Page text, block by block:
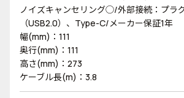
ノイズキャンセリング◯/外部接続：プラ
（USB2.0）、Type-C/メーカー保証1年
幅(mm)：111
奥行(mm)：111
高さ(mm)：273
ケーブル長(m)：3.8